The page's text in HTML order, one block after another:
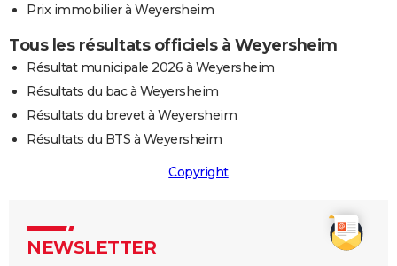
Prix immobilier à Weyersheim
Tous les résultats officiels à Weyersheim
Résultat municipale 2026 à Weyersheim
Résultats du bac à Weyersheim
Résultats du brevet à Weyersheim
Résultats du BTS à Weyersheim
Copyright
NEWSLETTER